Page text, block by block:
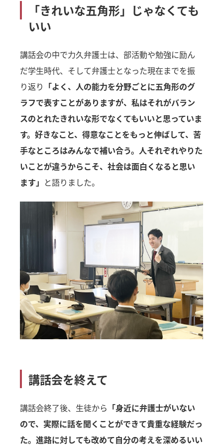
「きれいな五角形」じゃなくても
いい
講話会の中で力久弁護士は、部活動や勉強に励ん
だ学生時代、そして弁護士となった現在までを振
り返り 「よく、人の能力を分野ごとに五角形のグ
ラフで表すことがありますが、私はそれがバラン
スのとれたきれいな形でなくてもいいと思っていま
す。好きなこと、得意なことをもっと伸ばして、苦
手なところはみんなで補い合う。人それぞれやりた
いことが違うからこそ、社会は面白くなると思い
ます」 と語りました。
講話会を終えて
講話会終了後、生徒から 「身近に弁護士がいない
ので、実際に話を聞くことができて貴重な経験だっ
た。進路に対しても改めて自分の考えを深めるいい